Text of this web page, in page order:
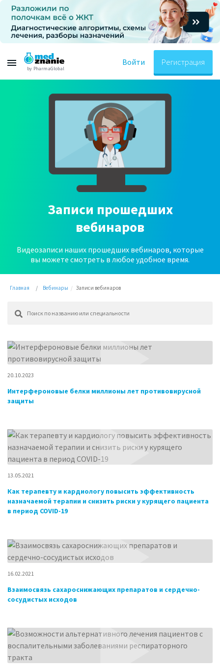
by PharmaGlobal
Войти Регистрация
Записи прошедших
вебинаров
Видеозаписи наших прошедших вебинаров, которые
вы можете смотреть в любое удобное время.
Главная Вебинары Записи вебинаров
20.10.2023
Интерфероновые белки миллионы лет противовирусной
защиты
13.05.2021
Как терапевту и кардиологу повысить эффективность
назначаемой терапии и снизить риски у курящего пациента
в период COVID-19
16.02.2021
Взаимосвязь сахароснижающих препаратов и сердечно-
сосудистых исходов